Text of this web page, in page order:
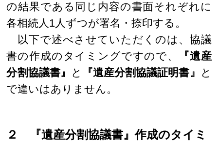
の結果である同じ内容の書面それぞれに
各相続人1人ずつが署名・捺印する。
以下で述べさせていただくのは、協議
書の作成のタイミングですので、
『遺産
分割協議書』 と 『遺産分割協議証明書』 と
で違いはありません。
２ 『遺産分割協議書』作成のタイミ